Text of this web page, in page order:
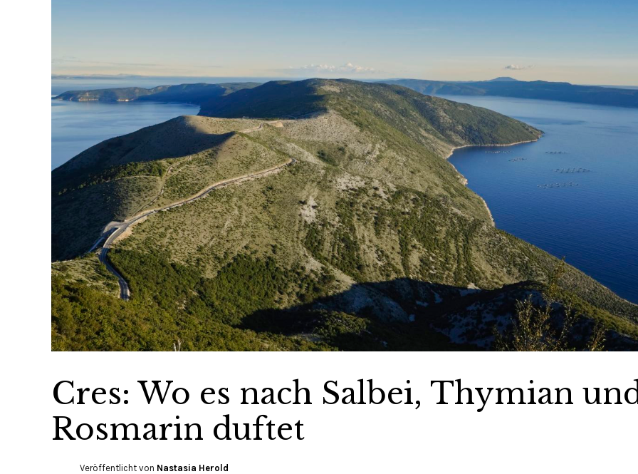
Cres: Wo es nach Salbei, Thymian
Rosmarin duftet
Veröffentlicht von Nastasia Herold